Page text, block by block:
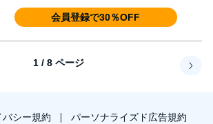
会員登録で30％OFF
1 / 8 ページ
バシー規約 パーソナライズド広告規約